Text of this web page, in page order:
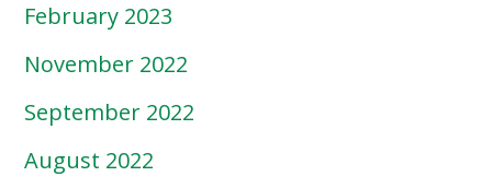
February 2023
November 2022
September 2022
August 2022